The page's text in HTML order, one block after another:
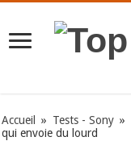
Accueil » Tests - Sony »
qui envoie du lourd